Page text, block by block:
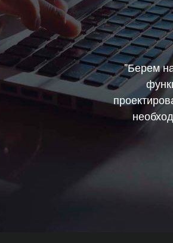
"Берем